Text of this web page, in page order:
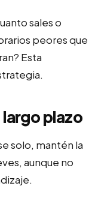
sales o
peores que
Esta
plazo
solo, mantén la
aunque no